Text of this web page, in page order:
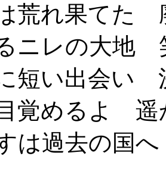
荒れ果てた
ニレの大地
短い出会い
覚めるよ 遥
は過去の国